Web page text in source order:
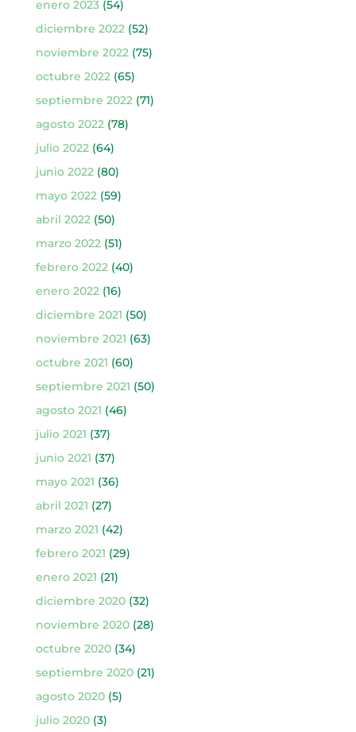
enero 2023(54)
diciembre 2022 (52)
noviembre 2022 (75)
octubre 2022 (65)
septiembre 2022 (71)
agosto 2022 (78)
julio 2022 (64)
junio 2022 (80)
mayo 2022 (59)
abril 2022 (50)
marzo 2022 (51)
febrero 2022 (40)
enero 2022 (16)
diciembre 2021 (50)
noviembre 2021 (63)
octubre 2021 (60)
septiembre 2021 (50)
agosto 2021 (46)
julio 2021 (37)
junio 2021 (37)
mayo 2021 (36)
abril 2021 (27)
marzo 2021 (42)
febrero 2021 (29)
enero 2021 (21)
diciembre 2020(32)
noviembre 2020(28)
octubre 2020(34)
septiembre 2020(21)
agosto 2020(5)
julio 2020(3)